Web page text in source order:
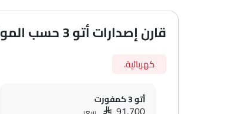
قارن إصدارات أتو 3 حسب المواصفات
كهربائية.
أتو 3 كمفورت
SAR 91,700 سعر